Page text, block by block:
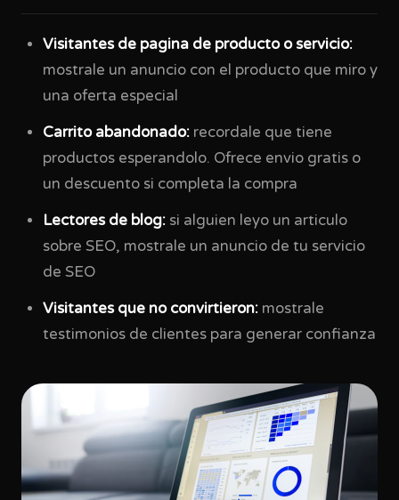
Visitantes de pagina de producto o servicio:
mostrale un anuncio con el producto que miro y
una oferta especial
Carrito abandonado: recordale que tiene
productos esperandolo. Ofrece envio gratis o
un descuento si completa la compra
Lectores de blog: si alguien leyo un articulo
sobre SEO, mostrale un anuncio de tu servicio
de SEO
Visitantes que no convirtieron: mostrale
testimonios de clientes para generar confianza